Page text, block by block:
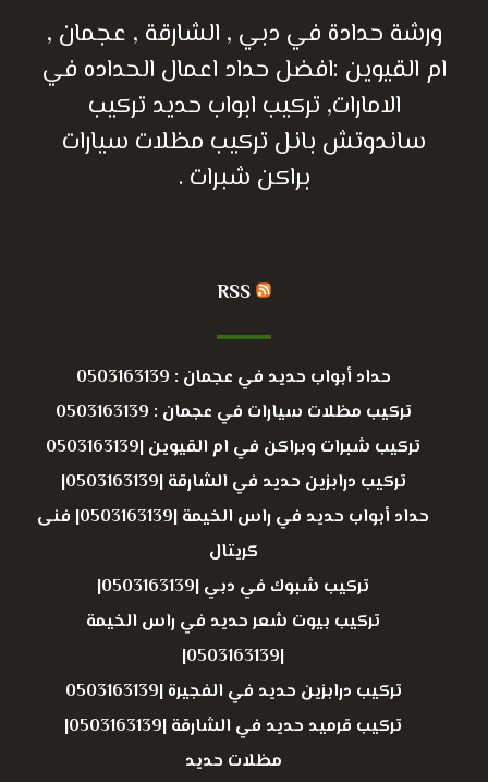
ورشة حدادة في دبي , الشارقة , عجمان ,
ام القيوين :افضل حداد اعمال الحداده في
الامارات, تركيب ابواب حديد تركيب
ساندوتش بانل تركيب مظلات سيارات
براكن شبرات .
RSS
حداد أبواب حديد في عجمان : 0503163139
تركيب مظلات سيارات في عجمان : 0503163139
تركيب شبرات وبراكن في ام القيوين |0503163139
تركيب درابزين حديد في الشارقة |0503163139|
حداد أبواب حديد في راس الخيمة |0503163139| فنى
كريتال
تركيب شبوك في دبي |0503163139|
تركيب بيوت شعر حديد في راس الخيمة
|0503163139|
تركيب درابزين حديد في الفجيرة |0503163139
تركيب قرميد حديد في الشارقة |0503163139|
مظلات حديد